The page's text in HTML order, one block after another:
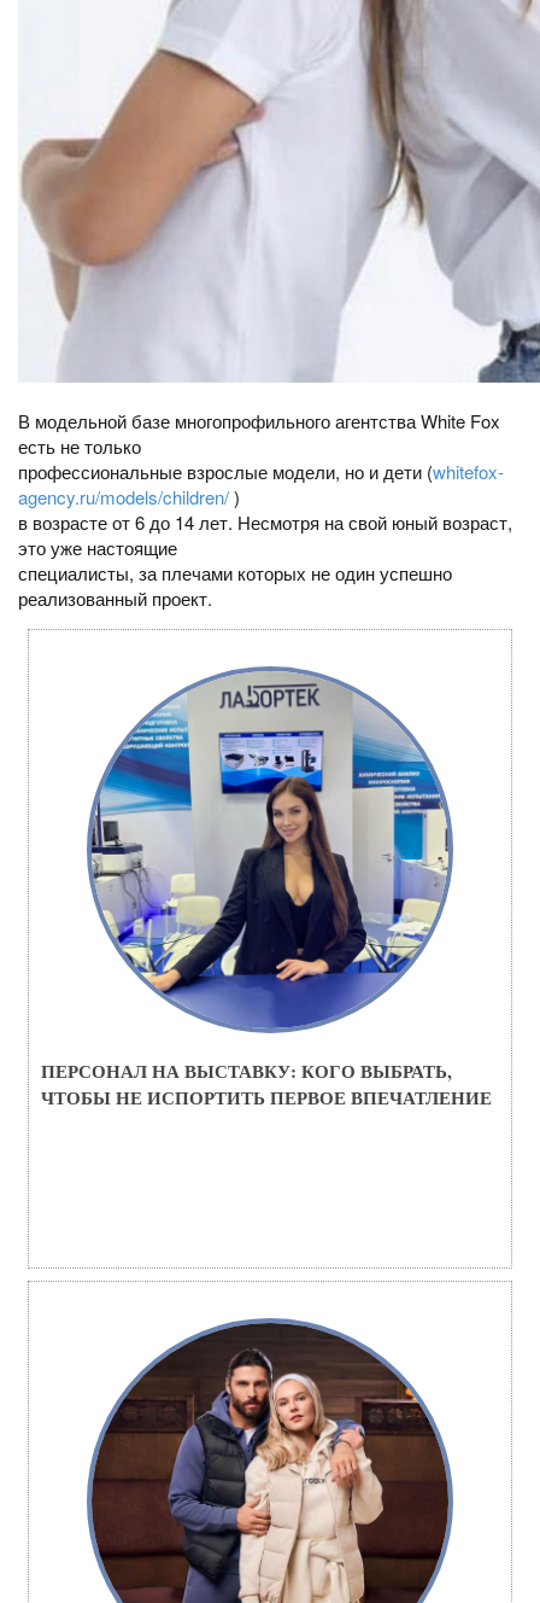
В модельной базе многопрофильного агентства White Fox
есть не только
профессиональные взрослые модели, но и дети (whitefox-
agency.ru/models/children/)
в возрасте от 6 до 14 лет. Несмотря на свой юный возраст,
это уже настоящие
специалисты, за плечами которых не один успешно
реализованный проект.
ПЕРСОНАЛ НА ВЫСТАВКУ: КОГО ВЫБРАТЬ,
ЧТОБЫ НЕ ИСПОРТИТЬ ПЕРВОЕ ВПЕЧАТЛЕНИЕ